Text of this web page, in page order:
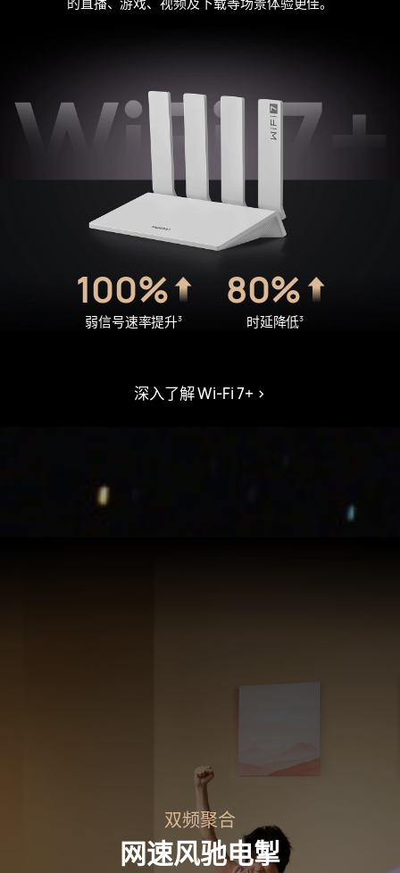
100%
弱信号速率提⁠升3
80%
时延降⁠低3
深入了解 Wi-Fi 7+ >
双频聚合
网速风驰电掣